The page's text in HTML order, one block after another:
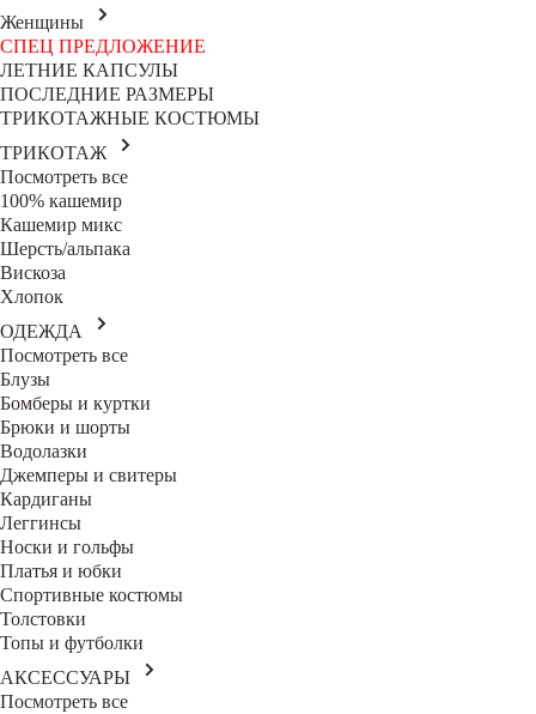
Женщины
СПЕЦ ПРЕДЛОЖЕНИЕ
ЛЕТНИЕ КАПСУЛЫ
ПОСЛЕДНИЕ РАЗМЕРЫ
ТРИКОТАЖНЫЕ КОСТЮМЫ
ТРИКОТАЖ
Посмотреть все
100% кашемир
Кашемир микс
Шерсть/альпака
Вискоза
Хлопок
ОДЕЖДА
Посмотреть все
Блузы
Бомберы и куртки
Брюки и шорты
Водолазки
Джемперы и свитеры
Кардиганы
Леггинсы
Носки и гольфы
Платья и юбки
Спортивные костюмы
Толстовки
Топы и футболки
АКСЕССУАРЫ
Посмотреть все